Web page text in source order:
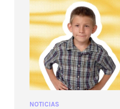
NOTICIAS